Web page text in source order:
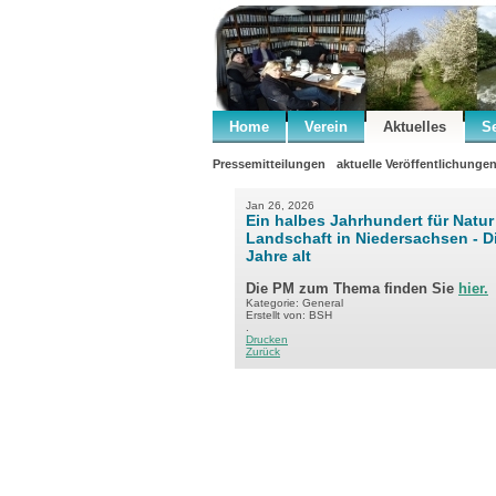
Home Verein Aktuelles
Pressemitteilungen aktuelle Veröffentlichungen
Jan 26, 2026
Ein halbes Jahrhundert für
Landschaft in Niedersachsen -
Jahre alt
Die PM zum Thema finden Sie hier.
Kategorie: General
Erstellt von: BSH
Drucken
Zurück